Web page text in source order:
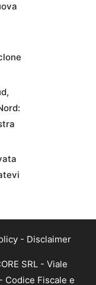
- Disclaimer
SRL - Viale
Codice Fiscale e